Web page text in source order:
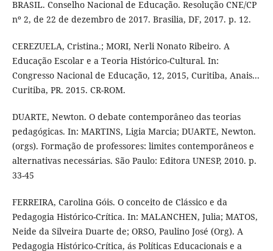
BRASIL. Conselho Nacional de Educação. Resolução CNE/CP
nº 2, de 22 de dezembro de 2017. Brasilia, DF, 2017. p. 12.
CEREZUELA, Cristina.; MORI, Nerli Nonato Ribeiro. A
Educação Escolar e a Teoria Histórico-Cultural. In:
Congresso Nacional de Educação, 12, 2015, Curitiba, Anais...
Curitiba, PR. 2015. CR-ROM.
DUARTE, Newton. O debate contemporâneo das teorias
pedagógicas. In: MARTINS, Ligia Marcia; DUARTE, Newton.
(orgs). Formação de professores: limites contemporâneos e
alternativas necessárias. São Paulo: Editora UNESP, 2010. p.
33-45
FERREIRA, Carolina Góis. O conceito de Clássico e da
Pedagogia Histórico-Crítica. In: MALANCHEN, Julia; MATOS,
Neide da Silveira Duarte de; ORSO, Paulino José (Org). A
Pedagogia Histórico-Crítica, ás Políticas Educacionais e a